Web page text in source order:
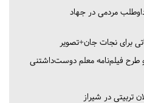
مردمی در جهاد
برای نجات جان+تصویر
و طرح فیلم‌نامه معلم دوست‌داشتنی
تربیتی در شیراز